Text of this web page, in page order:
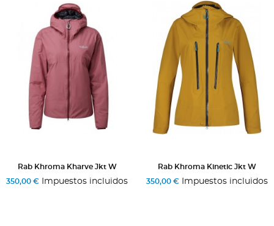
Rab Khroma Kharve Jkt W
350,00 € Impuestos incluidos
Rab Khroma Kinetic Jkt W
350,00 € Impuestos incluidos